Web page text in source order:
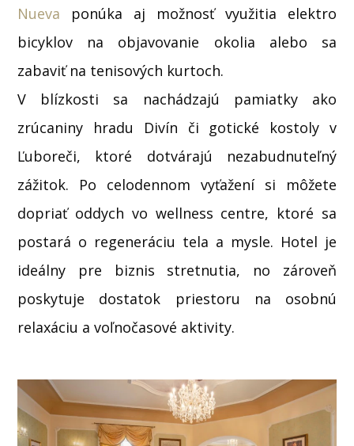
Nueva ponúka aj možnosť využitia elektro
bicyklov na objavovanie okolia alebo sa
zabaviť na tenisových kurtoch.
V blízkosti sa nachádzajú pamiatky ako
zrúcaniny hradu Divín či gotické kostoly v
Ľuboreči, ktoré dotvárajú nezabudnuteľný
zážitok. Po celodennom vyťažení si môžete
dopriať oddych vo wellness centre, ktoré sa
postará o regeneráciu tela a mysle. Hotel je
ideálny pre biznis stretnutia, no zároveň
poskytuje dostatok priestoru na osobnú
relaxáciu a voľnočasové aktivity.